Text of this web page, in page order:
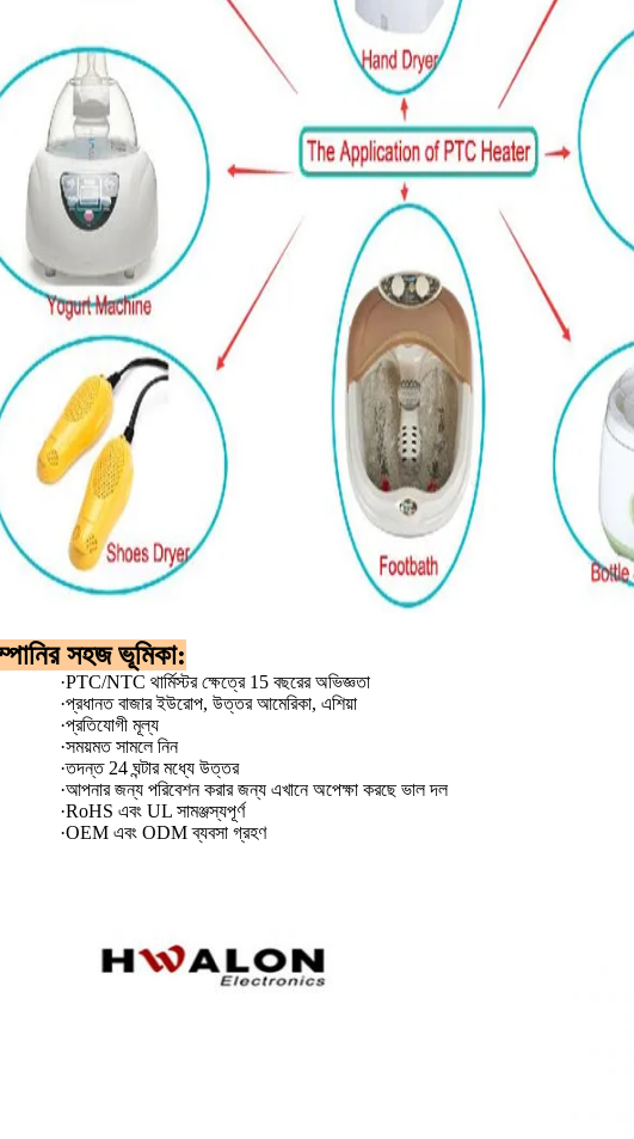
সহজ ভূমিকা:
·PTC/NTC থার্মিস্টর ক্ষেত্রে 15 বছরের অভিজ্ঞতা
·প্রধানত বাজার ইউরোপ, উত্তর আমেরিকা, এশিয়া
·প্রতিযোগী মূল্য
·সময়মত সামলে নিন
·তদন্ত 24 ঘন্টার মধ্যে উত্তর
·আপনার জন্য পরিবেশন করার জন্য এখানে অপেক্ষা করছে ভাল দল
·RoHS এবং UL সামঞ্জস্যপূর্ণ
·OEM এবং ODM ব্যবসা গ্রহণ